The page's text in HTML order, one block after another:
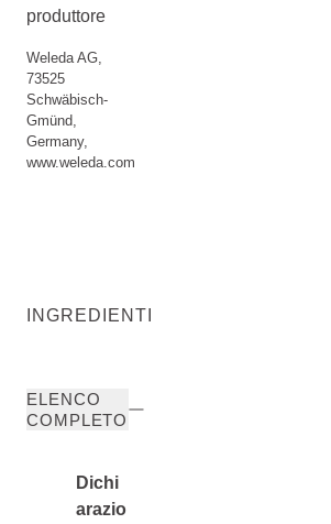
produttore
Weleda AG,
73525
Schwäbisch-
Gmünd,
Germany,
www.weleda.com
INGREDIENTI
ELENCO
COMPLETO
Dichi
arazio